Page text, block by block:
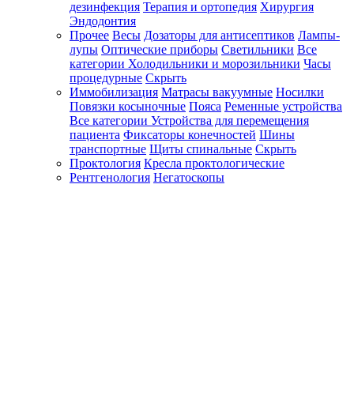
дезинфекция Терапия и ортопедия Хирургия
Эндодонтия
Прочее Весы Дозаторы для антисептиков Лампы-
лупы Оптические приборы Светильники Все
категории Холодильники и морозильники Часы
процедурные Скрыть
Иммобилизация Матрасы вакуумные Носилки
Повязки косыночные Пояса Ременные устройства
Все категории Устройства для перемещения
пациента Фиксаторы конечностей Шины
транспортные Щиты спинальные Скрыть
Проктология Кресла проктологические
Рентгенология Негатоскопы